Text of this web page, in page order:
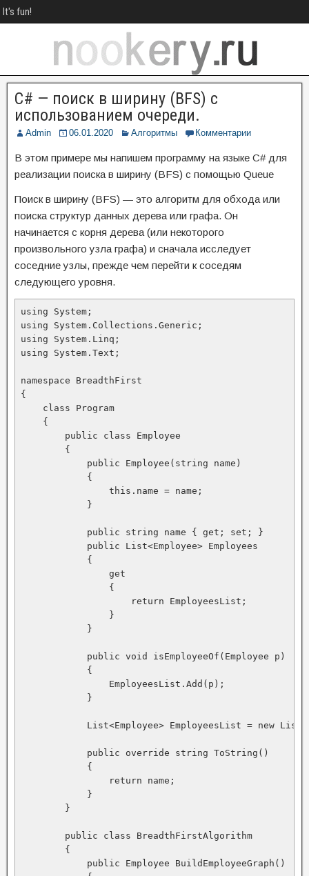
It's fun!
C# — поиск в ширину (BFS) с
использованием очереди.
Admin 06.01.2020 Алгоритмы Комментарии
В этом примере мы напишем программу на языке C# для
реализации поиска в ширину (BFS) с помощью Queue
Поиск в ширину (BFS) — это алгоритм для обхода или
поиска структур данных дерева или графа. Он
начинается с корня дерева (или некоторого
произвольного узла графа) и сначала исследует
соседние узлы, прежде чем перейти к соседям
следующего уровня.
using System;
using System.Collections.Generic;
using System.Linq;
using System.Text;
namespace BreadthFirst
{
    class Program
    {
        public class Employee
        {
            public Employee(string name)
            {
                this.name = name;
            }
            public string name { get; set; }
            public List<Employee> Employees
            {
                get
                {
                    return EmployeesList;
                }
            }
            public void isEmployeeOf(Employee p)
            {
                EmployeesList.Add(p);
            }
List<Employee> EmployeesList = new
            public override string ToString()
            {
                return name;
            }
        }
        public class BreadthFirstAlgorithm
        {
            public Employee BuildEmployeeGraph()